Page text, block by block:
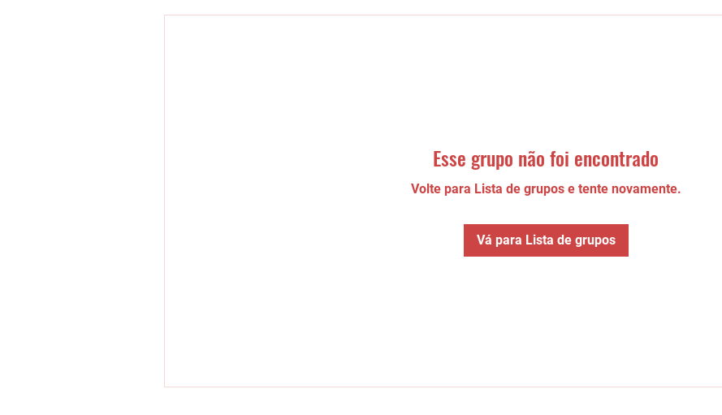
Esse grupo não foi encontrado
Volte para Lista de grupos e tente novamente.
Vá para Lista de grupos